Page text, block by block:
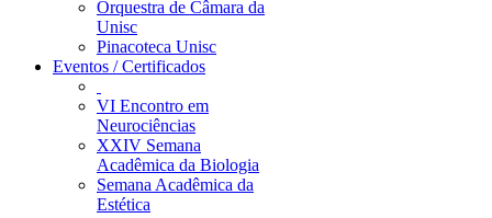
Orquestra de Câmara da
Unisc
Pinacoteca Unisc
Eventos / Certificados
VI Encontro em
Neurociências
XXIV Semana
Acadêmica da Biologia
Semana Acadêmica da
Estética